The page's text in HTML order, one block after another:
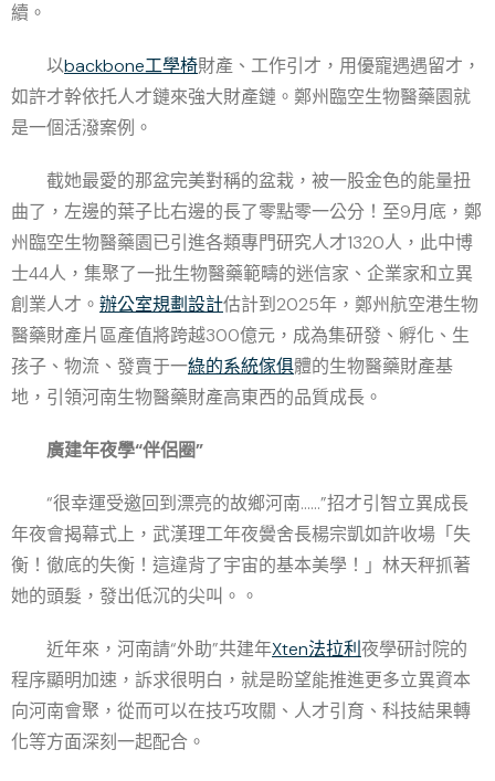
續。
以backbone工學椅財產、工作引才，用優寵遇遇留才，
如許才幹依托人才鏈來強大財產鏈。鄭州臨空生物醫藥園就
是一個活潑案例。
截她最愛的那盆完美對稱的盆栽，被一股金色的能量扭
曲了，左邊的葉子比右邊的長了零點零一公分！至9月底，鄭
州臨空生物醫藥園已引進各類專門研究人才1320人，此中博
士44人，集聚了一批生物醫藥範疇的迷信家、企業家和立異
創業人才。 辦公室規劃設計估計到2025年，鄭州航空港生物
醫藥財產片區產值將跨越300億元，成為集研發、孵化、生
孩子、物流、發賣于一綠的系統傢俱體的生物醫藥財產基
地，引領河南生物醫藥財產高東西的品質成長。
廣建年夜學“伴侶圈”
“很幸運受邀回到漂亮的故鄉河南……”招才引智立異成長
年夜會揭幕式上，武漢理工年夜黌舍長楊宗凱如許收場「失
衡！徹底的失衡！這違背了宇宙的基本美學！」林天秤抓著
她的頭髮，發出低沉的尖叫。。
近年來，河南請“外助”共建年Xten法拉利 夜學研討院的
程序顯明加速，訴求很明白，就是盼望能推進更多立異資本
向河南會聚，從而可以在技巧攻關、人才引育、科技結果轉
化等方面深刻一起配合。